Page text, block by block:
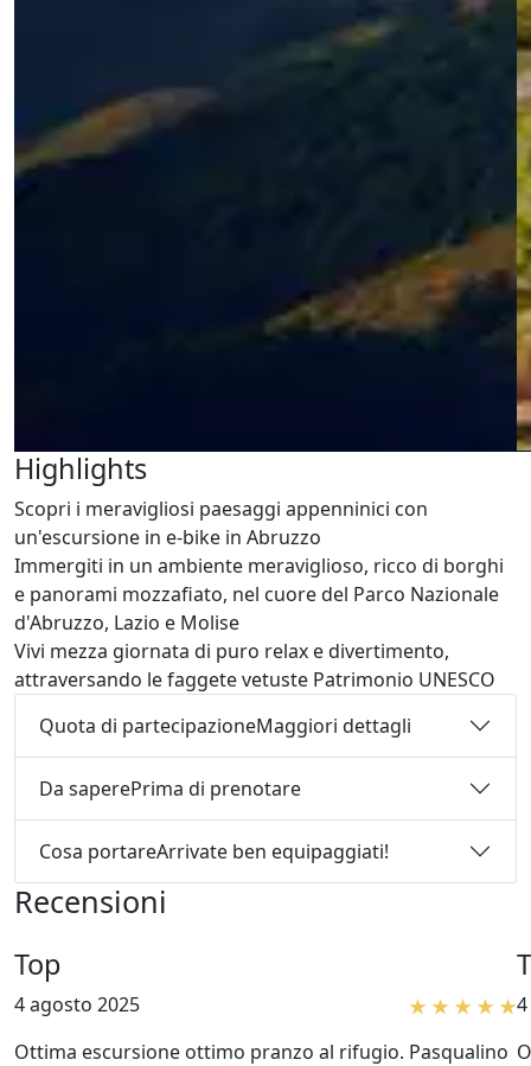
Highlights
Scopri i meravigliosi paesaggi appenninici con
un'escursione in e-bike in Abruzzo
Immergiti in un ambiente meraviglioso, ricco di borghi
e panorami mozzafiato, nel cuore del Parco Nazionale
d'Abruzzo, Lazio e Molise
Vivi mezza giornata di puro relax e divertimento,
attraversando le faggete vetuste Patrimonio UNESCO
Quota di partecipazioneMaggiori dettagli
Da saperePrima di prenotare
Cosa portareArrivate ben equipaggiati!
Recensioni
Top
4 agosto 2025
Ottima escursione ottimo pranzo al rifugio. Pasqualino